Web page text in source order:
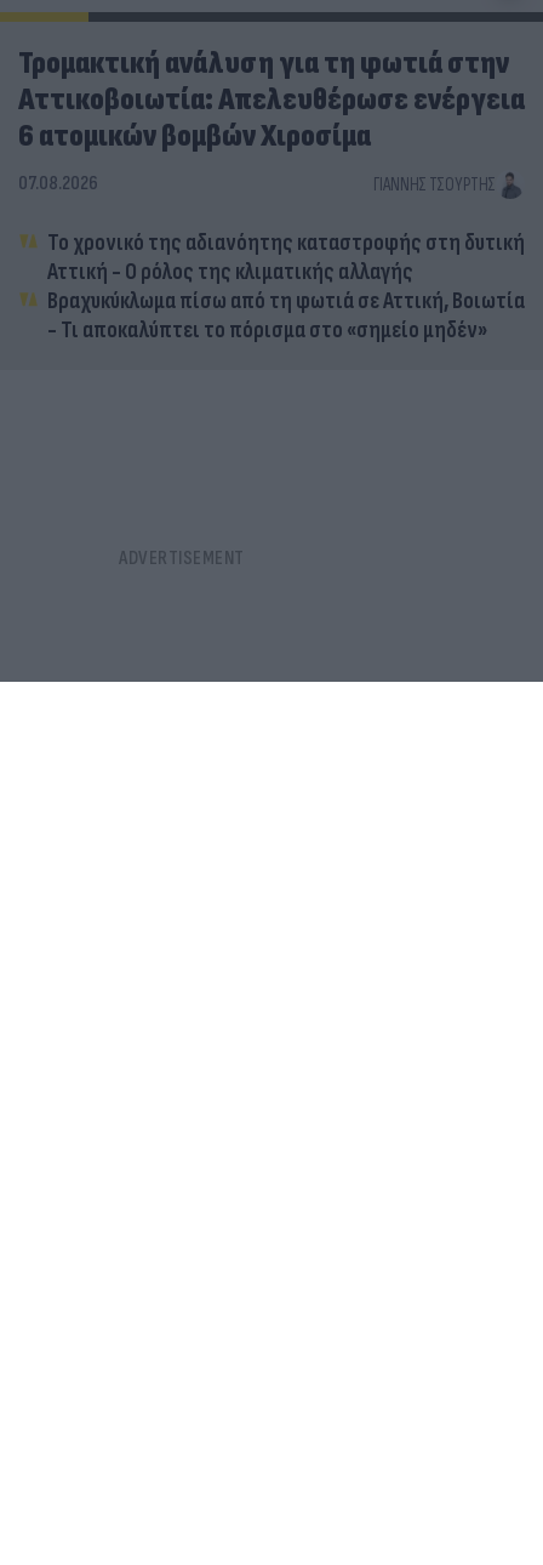
Τρομακτική ανάλυση για τη φωτιά στην
Αττικοβοιωτία: Απελευθέρωσε ενέργεια
6 ατομικών βομβών Χιροσίμα
07.08.2026 ΓΙΆΝΝΗΣ ΤΣΟΎΡΤΗΣ
Το χρονικό της αδιανόητης καταστροφής στη δυτική
Αττική - Ο ρόλος της κλιματικής αλλαγής
Βραχυκύκλωμα πίσω από τη φωτιά σε Αττική, Βοιωτία
- Τι αποκαλύπτει το πόρισμα στο «σημείο μηδέν»